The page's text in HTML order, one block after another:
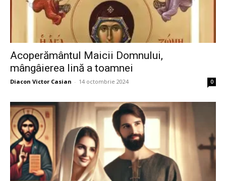
Acoperământul Maicii Domnului,
mângâierea lină a toamnei
Diacon Victor Casian - 14 octombrie 2024 0